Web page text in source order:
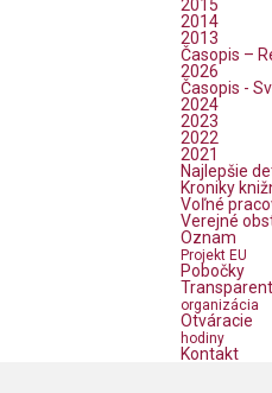
2015
2014
2013
Časopis –
2026
Časopis -
2024
2023
2022
2021
Najlepšie
Kroniky
Voľné
Verejné
Oznam
Projekt EU
Pobočky
organizácia
Otváracie
hodiny
Kontakt